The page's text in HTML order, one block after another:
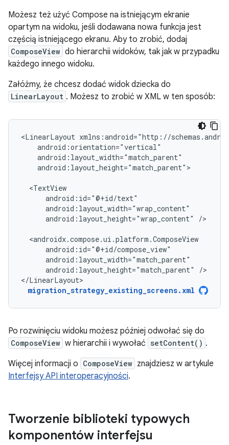
Możesz też użyć Compose na istniejącym ekranie
opartym na widoku, jeśli dodawana nowa funkcja jest
częścią istniejącego ekranu. Aby to zrobić, dodaj
ComposeView do hierarchii widoków, tak jak w przypadku
każdego innego widoku.
Załóżmy, że chcesz dodać widok dziecka do
LinearLayout . Możesz to zrobić w XML w ten sposób:
<LinearLayout
android:layout_height="match_parent">
android:layout_height="wrap_content"
/>
android:layout_height="match_parent"
/>
</LinearLayout>
migration_strategy_existing_screens.xml
Po rozwinięciu widoku możesz później odwołać się do
ComposeView w hierarchii i wywołać setContent() .
Więcej informacji o ComposeView znajdziesz w artykule
Interfejsy API interoperacyjności.
Tworzenie biblioteki typowych
komponentów interfejsu